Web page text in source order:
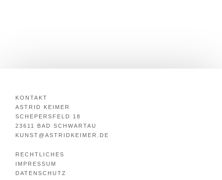
KONTAKT
ASTRID KEIMER
SCHEPERSFELD 18
23611 BAD SCHWARTAU
KUNST@ASTRIDKEIMER.DE
RECHTLICHES
IMPRESSUM
DATENSCHUTZ